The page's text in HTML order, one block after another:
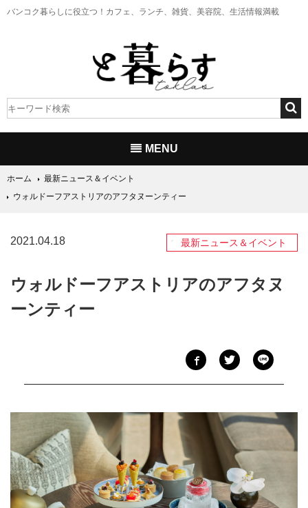
バンコク暮らしに役立つ！ カフェ、ランチ、雑貨、美容院、生活情報満載
MENU
ホーム
最新ニュース＆イベント
ウォルドーフアストリアのアフタヌーンティー
2021.04.18 最新ニュース＆イベント
ウォルドーフアストリアのアフタヌ
ーンティー